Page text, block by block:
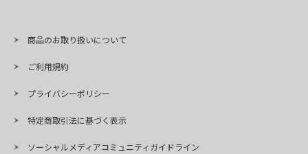
商品のお取り扱いについて
ご利用規約
プライバシーポリシー
特定商取引法に基づく表示
ソーシャルメディアコミュニティガイドライン